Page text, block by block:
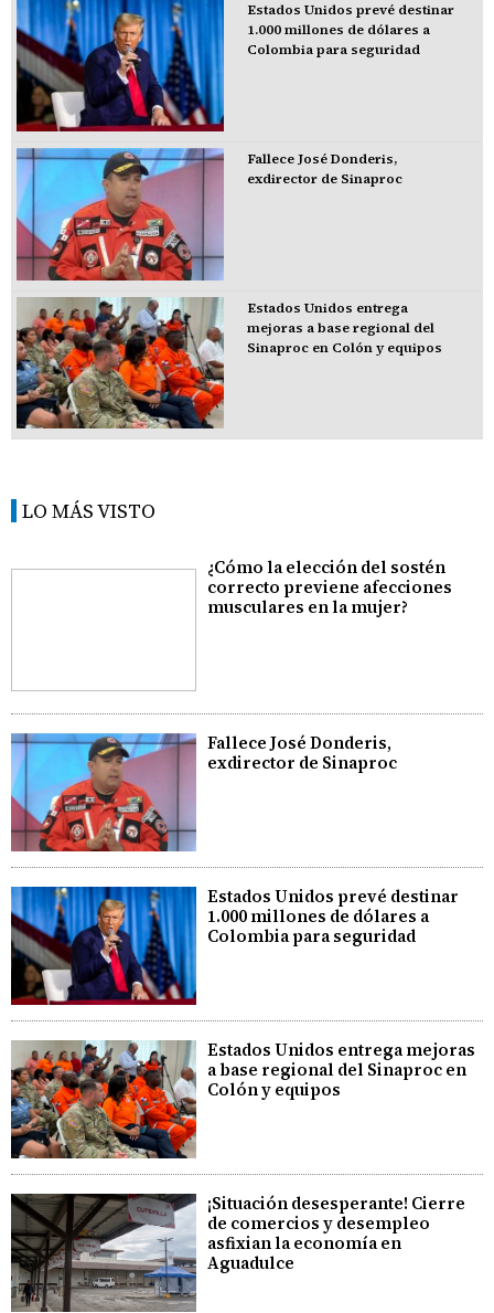
Estados Unidos prevé destinar
1.000 millones de dólares a
Colombia para seguridad
Fallece José Donderis,
exdirector de Sinaproc
Estados Unidos entrega
mejoras a base regional del
Sinaproc en Colón y equipos
LO MÁS VISTO
¿Cómo la elección del sostén
correcto previene afecciones
musculares en la mujer?
Fallece José Donderis,
exdirector de Sinaproc
Estados Unidos prevé destinar
1.000 millones de dólares a
Colombia para seguridad
Estados Unidos entrega mejoras
a base regional del Sinaproc en
Colón y equipos
¡Situación desesperante! Cierre
de comercios y desempleo
asfixian la economía en
Aguadulce